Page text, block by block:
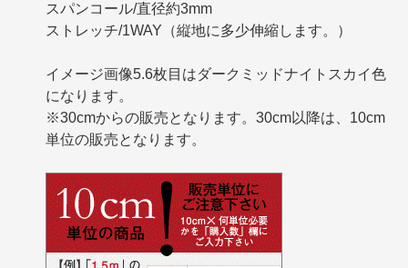
スパンコール/直径約3mm
ストレッチ/1WAY（縦地に多少伸縮します。）
イメージ画像5.6枚目はダークミッドナイトスカイ色
になります。
※30cmからの販売となります。30cm以降は、10cm
単位の販売となります。